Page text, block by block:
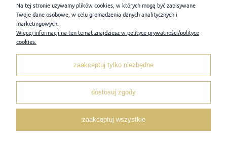
POMOC
MOJE KONTO
PŁATNOŚCI I DOSTAWA
INFORMACJE
Na tej stronie używamy plików cookies, w których mogą być zapisywane
Twoje dane osobowe, w celu gromadzenia danych analitycznych i
marketingowych.
Więcej informacji na ten temat znajdziesz w polityce prywatności/polityce
cookies.
zaakceptuj tylko niezbędne
dostosuj zgody
zaakceptuj wszystkie